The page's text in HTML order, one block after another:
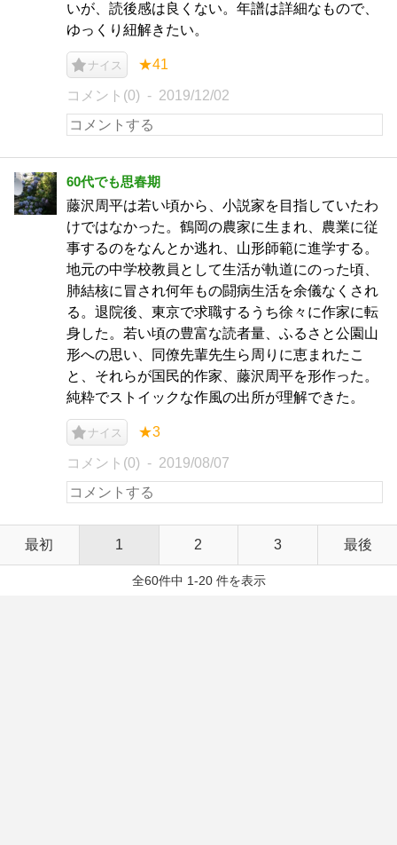
いが、読後感は良くない。年譜は詳細なもので、
ゆっくり紐解きたい。
ナイス ★41
コメント(0) 2019/12/02
60代でも思春期
藤沢周平は若い頃から、小説家を目指していたわ
けではなかった。鶴岡の農家に生まれ、農業に従
事するのをなんとか逃れ、山形師範に進学する。
地元の中学校教員として生活が軌道にのった頃、
肺結核に冒され何年もの闘病生活を余儀なくされ
る。退院後、東京で求職するうち徐々に作家に転
身した。若い頃の豊富な読者量、ふるさと公園山
形への思い、同僚先輩先生ら周りに恵まれたこ
と、それらが国民的作家、藤沢周平を形作った。
純粋でストイックな作風の出所が理解できた。
ナイス ★3
コメント(0) 2019/08/07
最初 1 2 3 最後
全60件中 1-20 件を表示